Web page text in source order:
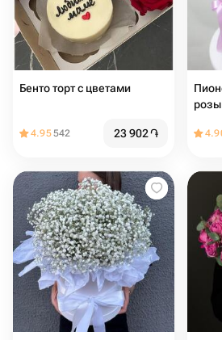
Бенто торт с цветами
4.95542 23 902֏